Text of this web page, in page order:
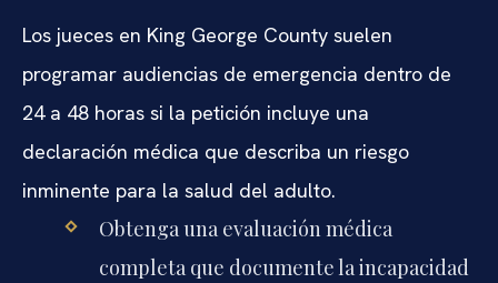
Los jueces en King George County suelen
programar audiencias de emergencia dentro de
24 a 48 horas si la petición incluye una
declaración médica que describa un riesgo
inminente para la salud del adulto.
Obtenga una evaluación médica
completa que documente la incapacidad